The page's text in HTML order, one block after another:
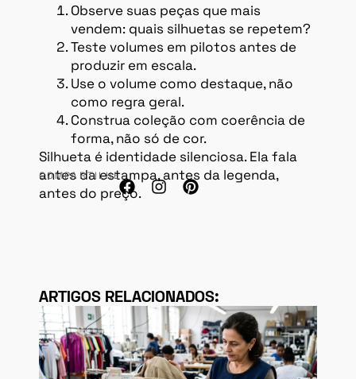
Observe suas peças que mais
vendem: quais silhuetas se repetem?
Teste volumes em pilotos antes de
produzir em escala.
Use o volume como destaque, não
como regra geral.
Construa coleção com coerência de
forma, não só de cor.
Silhueta é identidade silenciosa. Ela fala
antes da estampa, antes da legenda,
antes do preço.
COMPARTILHE:
ARTIGOS RELACIONADOS: